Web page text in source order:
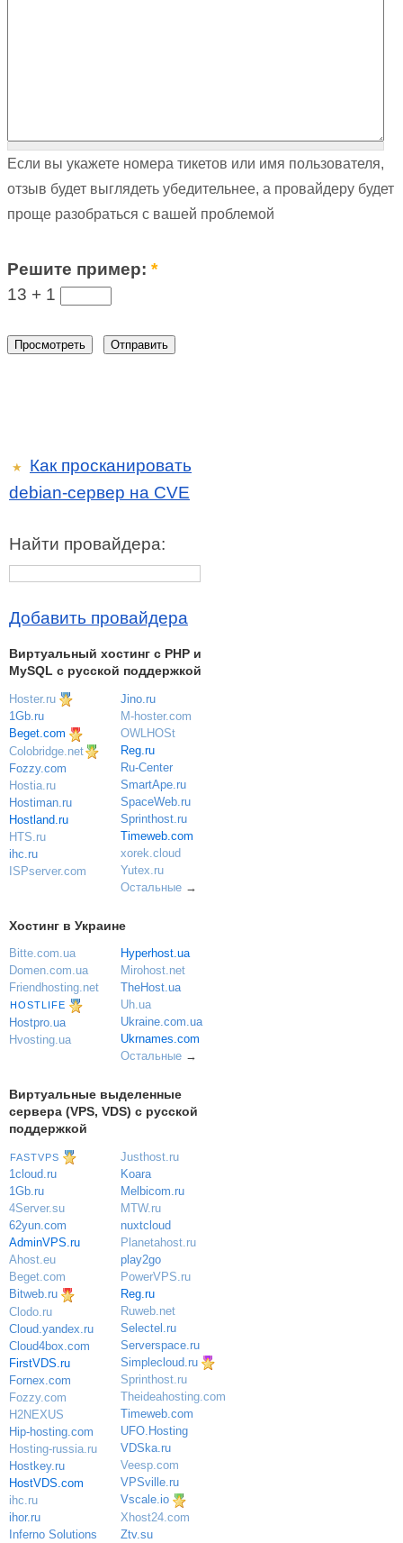
Если вы укажете номера тикетов или имя пользователя,
отзыв будет выглядеть убедительнее, а провайдеру будет
проще разобраться с вашей проблемой
Решите пример:*
13 + 1
★
Как просканировать
debian-сервер на CVE
Найти провайдера:
Добавить провайдера
Виртуальный хостинг c PHP и
MySQL с русской поддержкой
Hoster.ru
1Gb.ru
Beget.com
Colobridge.net
Fozzy.com
Hostia.ru
Hostiman.ru
Hostland.ru
HTS.ru
ihc.ru
ISPserver.com
Jino.ru
M-hoster.com
OWLHOSt
Reg.ru
Ru-Center
SmartApe.ru
SpaceWeb.ru
Sprinthost.ru
Timeweb.com
xorek.cloud
Yutex.ru
Остальные→
Хостинг в Украине
Bitte.com.ua
Domen.com.ua
Friendhosting.net
HOSTLIFE
Hostpro.ua
Hvosting.ua
Hyperhost.ua
Mirohost.net
TheHost.ua
Uh.ua
Ukraine.com.ua
Ukrnames.com
Остальные→
Виртуальные выделенные
сервера (VPS, VDS) с русской
поддержкой
FASTVPS
1cloud.ru
1Gb.ru
4Server.su
62yun.com
AdminVPS.ru
Ahost.eu
Beget.com
Bitweb.ru
Clodo.ru
Cloud.yandex.ru
Cloud4box.com
FirstVDS.ru
Fornex.com
Fozzy.com
H2NEXUS
Hip-hosting.com
Hosting-russia.ru
Hostkey.ru
HostVDS.com
ihc.ru
ihor.ru
Inferno Solutions
Justhost.ru
Koara
Melbicom.ru
MTW.ru
nuxtcloud
Planetahost.ru
play2go
PowerVPS.ru
Reg.ru
Ruweb.net
Selectel.ru
Serverspace.ru
Simplecloud.ru
Sprinthost.ru
Theideahosting.com
Timeweb.com
UFO.Hosting
VDSka.ru
Veesp.com
VPSville.ru
Vscale.io
Xhost24.com
Ztv.su